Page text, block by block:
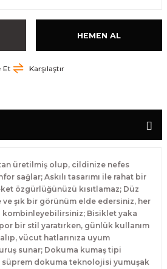
HEMEN AL
Et Karşılaştır
üretilmiş olup, cildinize nefes
sağlar; Askılı tasarımı ile rahat bir
özgürlüğünüzü kısıtlamaz; Düz
şık bir görünüm elde edersiniz, her
Bisiklet yaka
bir stil yaratırken, günlük kullanım
vücut hatlarınıza uyum
sunar; Dokuma kumaş tipi
süprem dokuma teknolojisi yumuşak